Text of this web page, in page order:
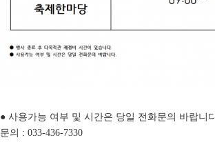
● 사용가능 여부 및 시간은 당일 전화문의 바랍니
문의 : 033-436-7330